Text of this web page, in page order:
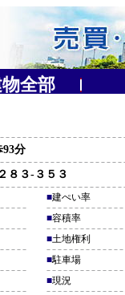
全部
93分
８３-３５３
■建ぺい率
■容積率
■土地権利
■駐車場
■現況